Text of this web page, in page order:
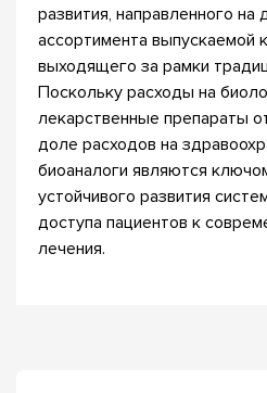
развития, направленного
ассортимента выпускаемой
выходящего за рамки
Поскольку расходы на
лекарственные препараты
доле расходов на
биоаналоги являются
устойчивого развития
доступа пациентов к
лечения.